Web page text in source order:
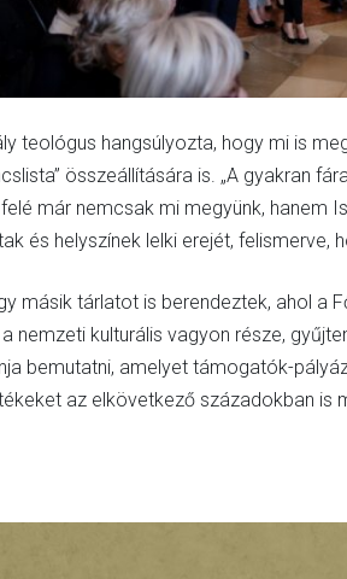
teológus hangsúlyozta, hogy mi is
összeállítására is. „A gyakran
már nemcsak mi megyünk,
és helyszínek lelki erejét, felismerve,
másik tárlatot is berendeztek, ahol a
nemzeti kulturális vagyon része,
bemutatni, amelyet támogatók-
az elkövetkező századokban is